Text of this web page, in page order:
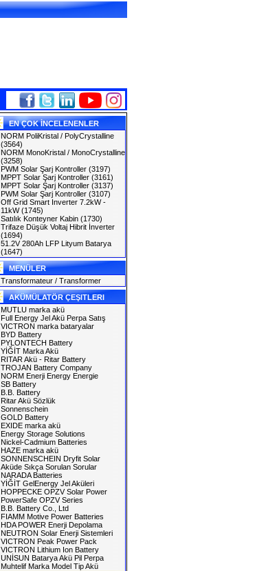
EN ÇOK İNCELENENLER
NORM PoliKristal / PolyCrystalline
(3564)
NORM MonoKristal / MonoCrystalline
(3258)
PWM Solar Şarj Kontroller (3197)
MPPT Solar Şarj Kontroller (3161)
MPPT Solar Şarj Kontroller (3137)
PWM Solar Şarj Kontroller (3107)
Off Grid Smart Inverter 7.2kW -
11kW(1745)
Satılık Konteyner Kabin (1730)
Trifaze Düşük Voltaj Hibrit İnverter
(1694)
51.2V 280Ah LFP Lityum Batarya
(1647)
MENÜLER
Transformateur / Transformer
AKÜMÜLATÖR ÇEŞITLERI
MUTLU marka akü
Full Energy Jel Akü Perpa Satış
VICTRON marka bataryalar
BYD Battery
PYLONTECH Battery
YİĞİT Marka Akü
RITAR Akü - Ritar Battery
TROJAN Battery Company
NORM Enerji Energy Energie
SB Battery
B.B. Battery
Ritar Akü Sözlük
Sonnenschein
GOLD Battery
EXIDE marka akü
Energy Storage Solutions
Nickel-Cadmium Batteries
HAZE marka akü
SONNENSCHEIN Dryfit Solar
Aküde Sıkça Sorulan Sorular
NARADA Batteries
YİĞİT GelEnergy Jel Aküleri
HOPPECKE OPZV Solar Power
PowerSafe OPZV Series
B.B. Battery Co., Ltd
FIAMM Motive Power Batteries
HDA POWER Enerji Depolama
NEUTRON Solar Enerji Sistemleri
VICTRON Peak Power Pack
VICTRON Lithium Ion Battery
UNİSUN Batarya Akü Pil Perpa
Muhtelif Marka Model Tip Akü